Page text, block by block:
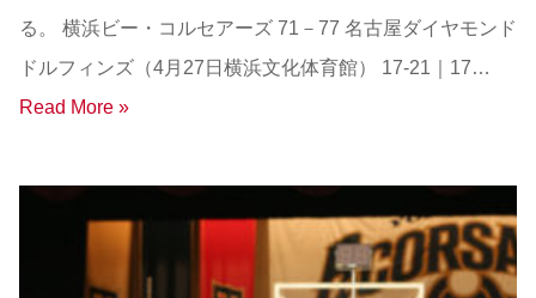
る。 横浜ビー・コルセアーズ 71－77 名古屋ダイヤモンド
ドルフィンズ（4月27日横浜文化体育館） 17-21｜17…
Read More »